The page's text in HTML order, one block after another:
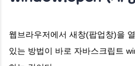
웹브라우저에서 새창(팝업창)을
있는 방법이 바로 자바스크립트